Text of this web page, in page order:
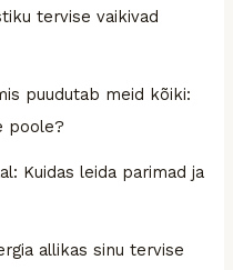
tervise vaikivad
puudutab meid kõiki:
poole?
Kuidas leida parimad ja
allikas sinu tervise